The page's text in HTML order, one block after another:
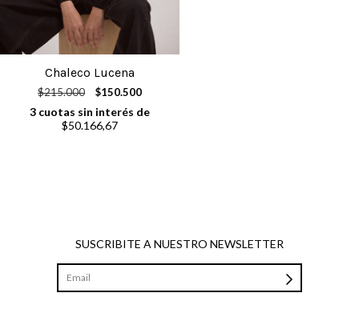
Chaleco Lucena
$215.000 $150.500
3 cuotas sin interés de
$50.166,67
SUSCRIBITE A NUESTRO NEWSLETTER